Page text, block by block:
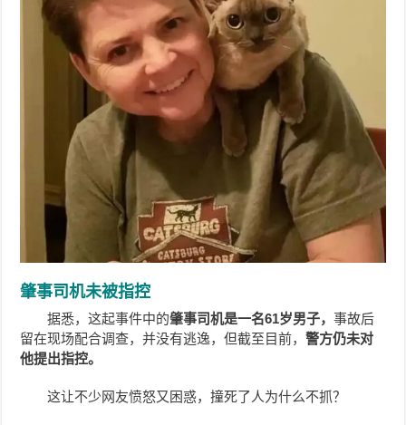
肇事司机未被指控
据悉，这起事件中的肇事司机是一名61岁男子，事故后
留在现场配合调查，并没有逃逸，但截至目前，警方仍未对
他提出指控。
这让不少网友愤怒又困惑，撞死了人为什么不抓？